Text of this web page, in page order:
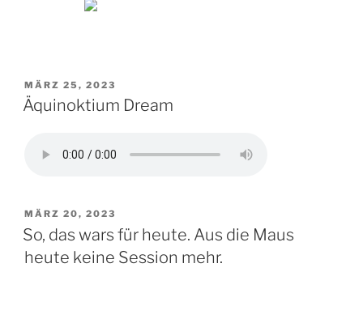
VERÖFFENTLICHT
AM
MÄRZ 25, 2023
Äquinoktium Dream
VERÖFFENTLICHT
AM
MÄRZ 20, 2023
So, das wars für heute. Aus die Maus
heute keine Session mehr.